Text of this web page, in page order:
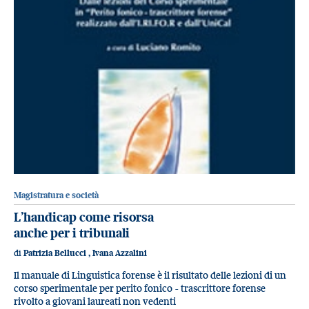
Magistratura e società
L’handicap come risorsa
anche per i tribunali
di Patrizia Bellucci , Ivana Azzalini
Il manuale di Linguistica forense è il risultato delle lezioni di un
corso sperimentale per perito fonico - trascrittore forense
rivolto a giovani laureati non vedenti